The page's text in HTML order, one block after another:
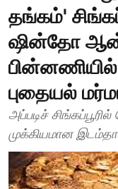
தங்கம்'
ஷின்தோ
பின்னணியில்
புதையல்
அப்படிச்
முக்கியமான